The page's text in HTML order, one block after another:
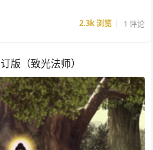
2.3k浏览 1 评论
版（致光法师）